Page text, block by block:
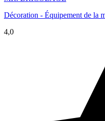
Décoration - Équipement de la
4,0